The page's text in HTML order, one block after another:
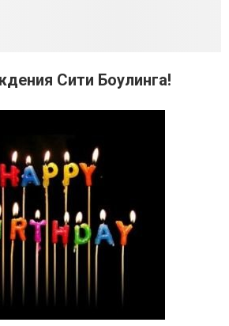
Сити Боулинга!